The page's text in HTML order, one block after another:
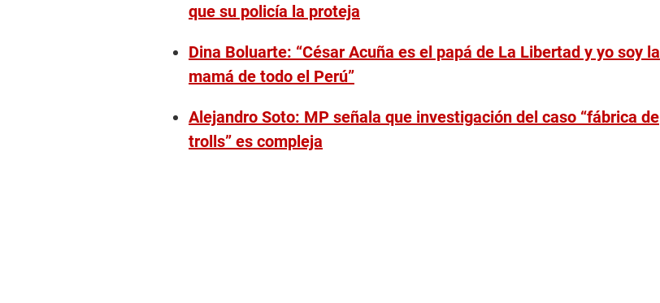
que su policía la proteja
Dina Boluarte: “César Acuña es el papá de La Libertad y yo soy la
mamá de todo el Perú”
Alejandro Soto: MP señala que investigación del caso “fábrica de
trolls” es compleja